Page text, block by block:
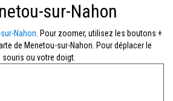
sur-Nahon
Nahon . Pour zoomer, utilisez les boutons +
de Menetou-sur-Nahon. Pour déplacer le
ou votre doigt.